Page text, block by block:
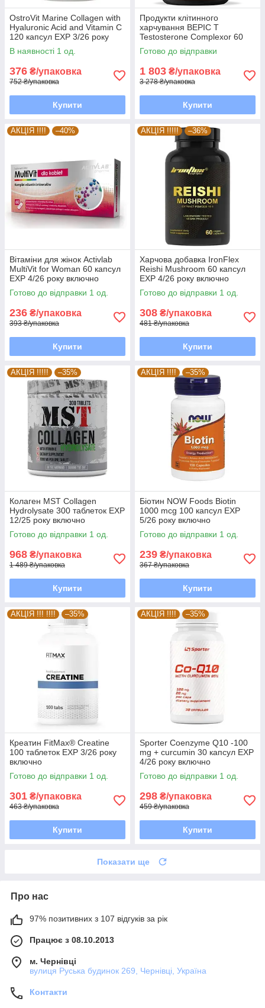
OstroVit Marine Collagen with
Hyaluronic Acid and Vitamin C
120 капсул EXP 3/26 року
включно
В наявності 1 од.
376 ₴/упаковка
752 ₴/упаковка
Купити
Продукти клітинного
харчування BEPIC T
Testosterone Complexor 60
капсул EXP 6/26 року
включно
Готово до відправки
1 803 ₴/упаковка
3 278 ₴/упаковка
Купити
АКЦІЯ !!!! –40%
Вітаміни для жінок Activlab
MultiVit for Woman 60 капсул
EXP 4/26 року включно
Готово до відправки 1 од.
236 ₴/упаковка
393 ₴/упаковка
Купити
АКЦІЯ !!!!! –36%
Харчова добавка IronFlex
Reishi Mushroom 60 капсул
EXP 4/26 року включно
Готово до відправки 1 од.
308 ₴/упаковка
481 ₴/упаковка
Купити
АКЦІЯ !!!!! –35%
Колаген MST Сollagen
Hydrolysate 300 таблеток EXP
12/25 року включно
Готово до відправки 1 од.
968 ₴/упаковка
1 489 ₴/упаковка
Купити
АКЦІЯ !!!! –35%
Біотин NOW Foods Biotin
1000 mcg 100 капсул EXP
5/26 року включно
Готово до відправки 1 од.
239 ₴/упаковка
367 ₴/упаковка
Купити
АКЦІЯ !!! !!!! –35%
Креатин FitMax® Creatine
100 таблеток EXP 3/26 року
включно
Готово до відправки 1 од.
301 ₴/упаковка
463 ₴/упаковка
Купити
АКЦІЯ !!!! –35%
Sporter Coenzyme Q10 -100
mg + curcumin 30 капсул EXP
4/26 року включно
Готово до відправки 1 од.
298 ₴/упаковка
459 ₴/упаковка
Купити
Показати ще
Про нас
97% позитивних з 107 відгуків за рік
Працює з 08.10.2013
м. Чернівці
вулиця Руська будинок 269, Чернівці, Україна
Контакти